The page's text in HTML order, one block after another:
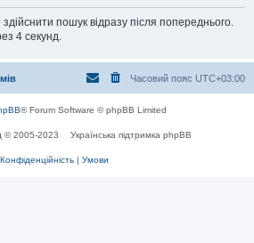
пошук відразу після попереднього.
4 секунд.
Часовий пояс UTC+03:00
® Forum Software © phpBB Limited
© 2005-2023 Українська підтримка phpBB
Конфіденційність | Умови